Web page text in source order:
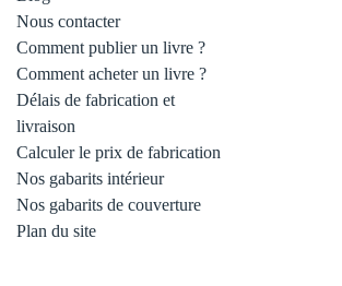
Nous contacter
Comment publier un livre ?
Comment acheter un livre ?
Délais de fabrication et
livraison
Calculer le prix de fabrication
Nos gabarits intérieur
Nos gabarits de couverture
Plan du site